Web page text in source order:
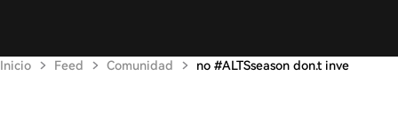
Inicio Feed Comunidad no #ALTSseason don.t inve